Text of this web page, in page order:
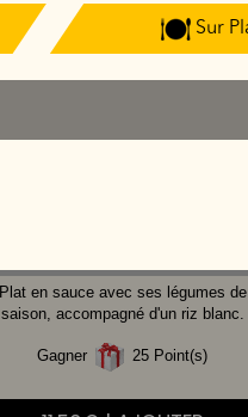
Plat en sauce avec ses légumes de
saison, accompagné d'un riz blanc.
Gagner 25 Point(s)